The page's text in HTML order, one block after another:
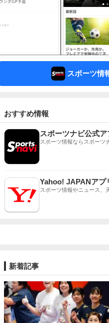
スポーツ情
おすすめ情報
スポーツナビ公式ア
スポーツ情報ならスポーツ
Yahoo! JAPANアプ
スポーツ情報やニュース、
新着記事